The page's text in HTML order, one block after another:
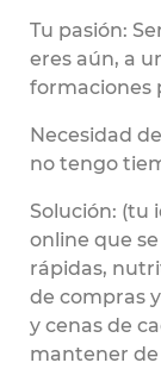
Tu pasión:
eres aún, a
formaciones
Necesidad
no tengo
Solución: (tu
online que
rápidas,
de compras
y cenas de
mantener de